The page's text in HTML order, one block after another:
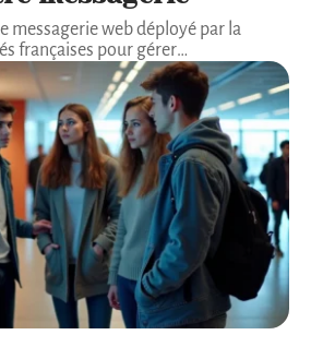
messagerie web déployé par la
françaises pour gérer…